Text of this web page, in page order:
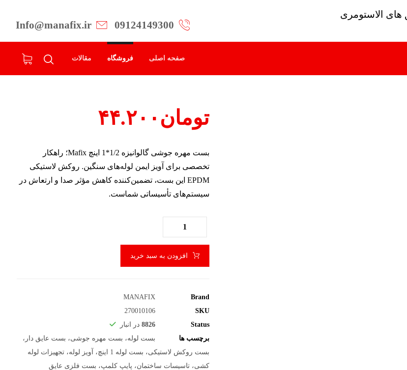
های الاستومری
Info@manafix.ir 09124149300
صفحه اصلی فروشگاه مقالات
تومان ۴۴.۲۰۰
بست مهره جوشی گالوانیزه 1/2*1 اینچ Mafix؛ راهکار
تخصصی برای آویز ایمن لوله‌های سنگین. روکش لاستیکی
EPDM این بست، تضمین‌کننده کاهش مؤثر صدا و ارتعاش در
سیستم‌های تأسیساتی شماست.
افزودن به سبد خرید
Brand
MANAFIX
SKU
270010106
Status
8826 در انبار
برچسب ها
بست لوله، بست مهره جوشی، بست عایق دار،
بست روکش لاستیکی، بست لوله 1 اینچ، آویز لوله، تجهیزات لوله
کشی، تاسیسات ساختمان، پایپ کلمپ، بست فلزی عایق